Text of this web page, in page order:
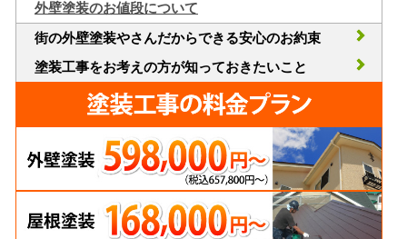
外壁塗装のお値段について
街の外壁塗装やさんだからできる安心のお約束
塗装工事をお考えの方が知っておきたいこと